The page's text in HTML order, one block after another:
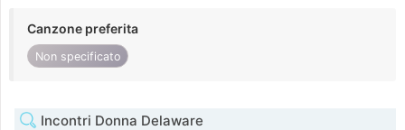
Canzone preferita
Non specificato
Incontri Donna Delaware